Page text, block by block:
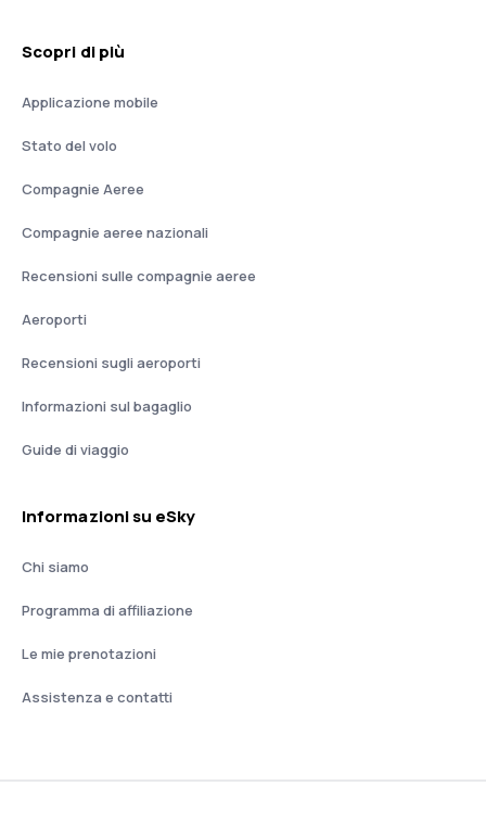
Scopri di più
Applicazione mobile
Stato del volo
Compagnie Aeree
Compagnie aeree nazionali
Recensioni sulle compagnie aeree
Aeroporti
Recensioni sugli aeroporti
Informazioni sul bagaglio
Guide di viaggio
Informazioni su eSky
Chi siamo
Programma di affiliazione
Le mie prenotazioni
Assistenza e contatti